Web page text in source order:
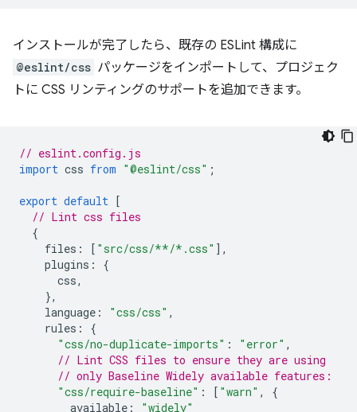
インストールが完了したら、既存の ESLint 構成に
@eslint/css パッケージをインポートして、プロジェク
トに CSS リンティングのサポートを追加できます。
// eslint.config.js
import css from "@eslint/css" ;
export default [
// Lint css files
{
files : [ "src/css/**/*.css" ],
plugins :
{
css,
},
language : "css/css" ,
rules :
{
"css/no-duplicate-imports" : "error" ,
// Lint CSS files to ensure they are using
// only Baseline Widely available features:
"css/require-baseline" : [ "warn" ,
{
available : "widely"